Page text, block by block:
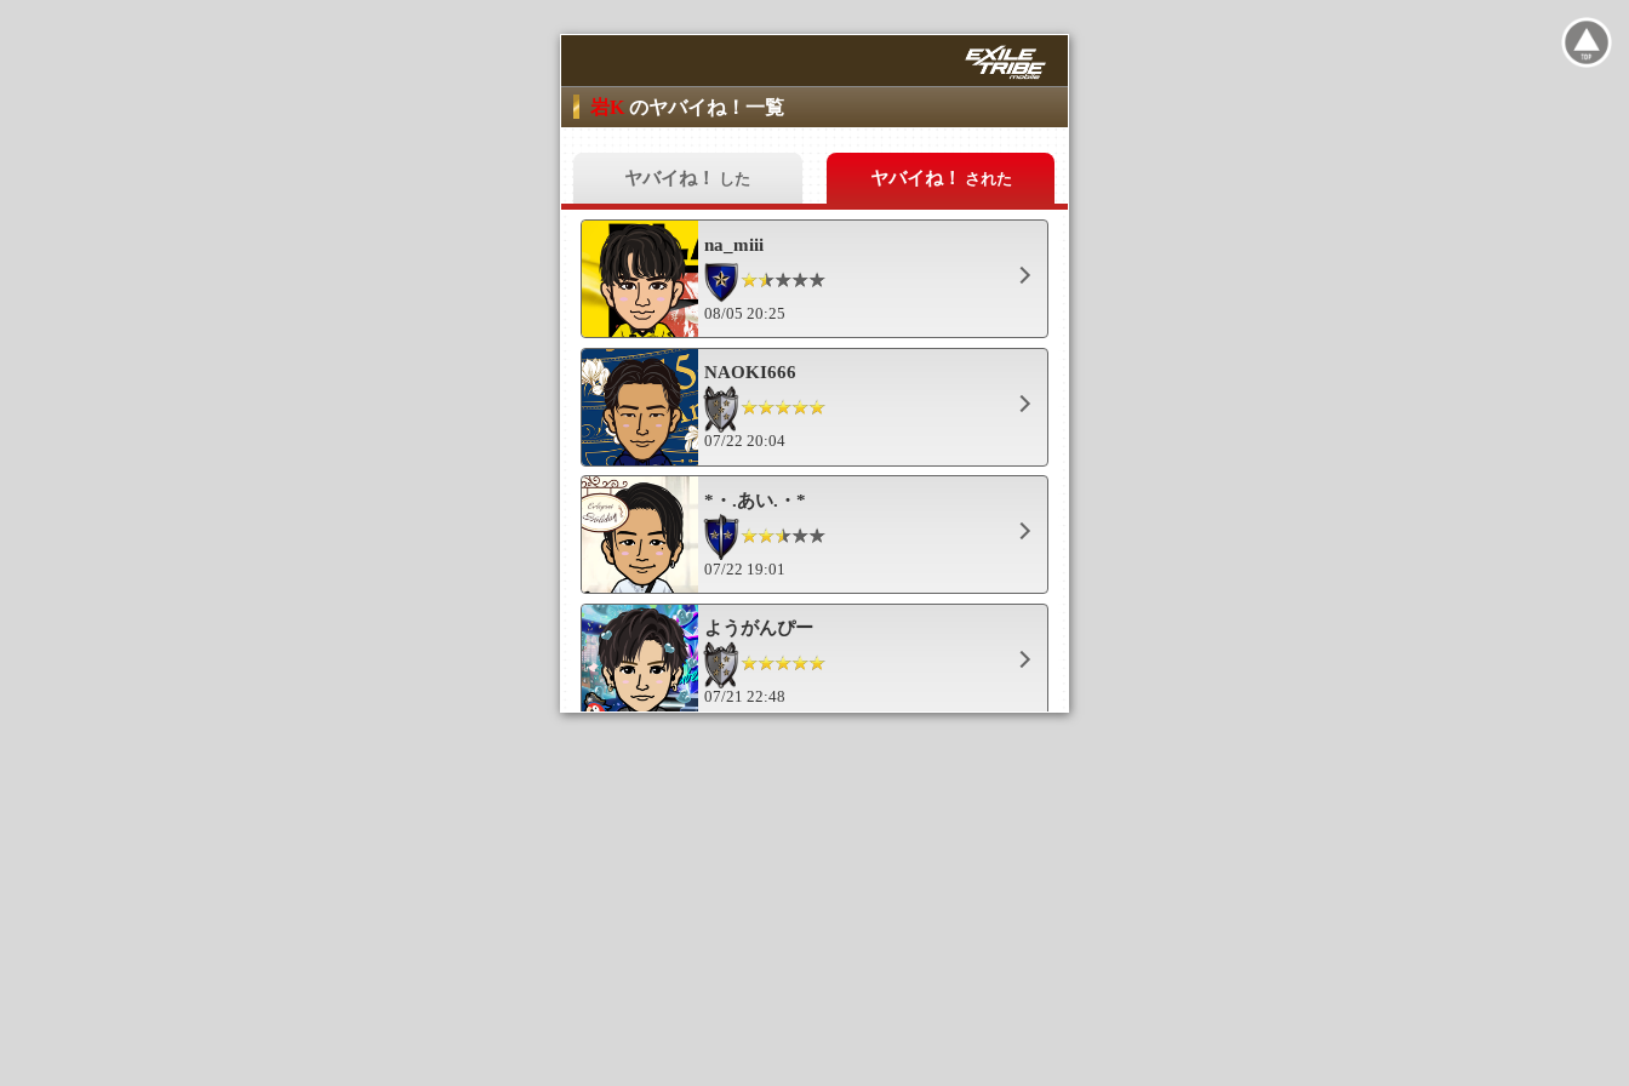
岩K のヤバイね！一覧
ヤバイね！ した ヤバイね！ された
na_miii
08/05 20:25
NAOKI666
07/22 20:04
*・.あい.・*
07/22 19:01
ようがんぴー
07/21 22:48